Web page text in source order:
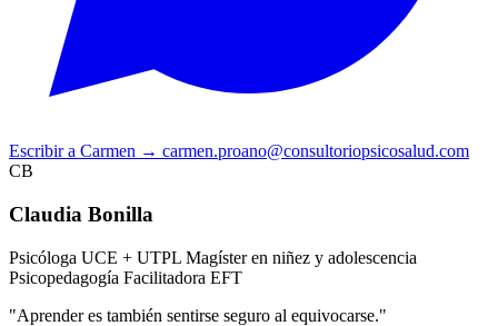
Escribir a Carmen → carmen.proano@consultoriopsicosalud.com
CB
Claudia Bonilla
Psicóloga UCE + UTPL Magíster en niñez y adolescencia
Psicopedagogía Facilitadora EFT
"Aprender es también sentirse seguro al equivocarse."